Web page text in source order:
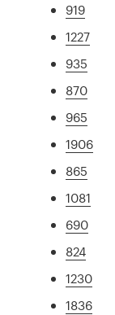
919
1227
935
870
965
1906
865
1081
690
824
1230
1836